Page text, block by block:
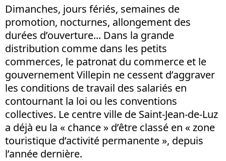
Dimanches, jours fériés, semaines de
promotion, nocturnes, allongement des
durées d’ouverture... Dans la grande
distribution comme dans les petits
commerces, le patronat du commerce et le
gouvernement Villepin ne cessent d’aggraver
les conditions de travail des salariés en
contournant la loi ou les conventions
collectives. Le centre ville de Saint-Jean-de-Luz
a déjà eu la « chance » d’être classé en « zone
touristique d’activité permanente », depuis
l’année dernière.